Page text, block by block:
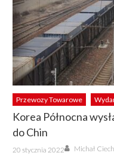
Przewozy Towarowe
Korea Północna
do Chin
Posted
on
20 stycznia 2022 Author
Michał